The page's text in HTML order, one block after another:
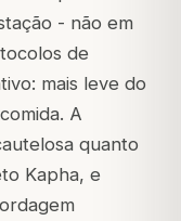
- não em
de
mais leve do
A
quanto
Kapha, e